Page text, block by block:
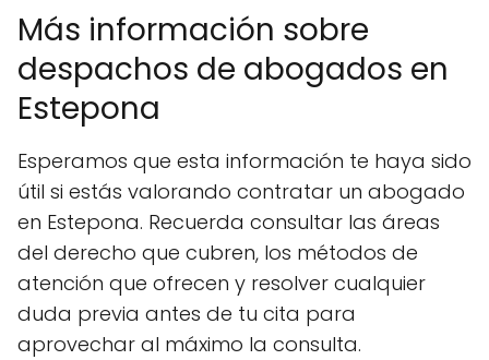
Más información sobre
despachos de abogados en
Estepona
Esperamos que esta información te haya sido
útil si estás valorando contratar un abogado
en Estepona. Recuerda consultar las áreas
del derecho que cubren, los métodos de
atención que ofrecen y resolver cualquier
duda previa antes de tu cita para
aprovechar al máximo la consulta.